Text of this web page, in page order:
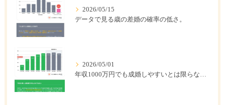
2026/05/15
データで見る歳の差婚の確率の低さ。
2026/05/01